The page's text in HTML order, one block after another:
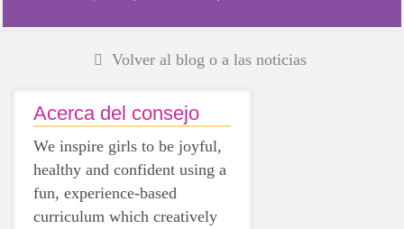
Volver al blog o a las noticias
Acerca del consejo
We inspire girls to be joyful,
healthy and confident using a
fun, experience-based
curriculum which creatively